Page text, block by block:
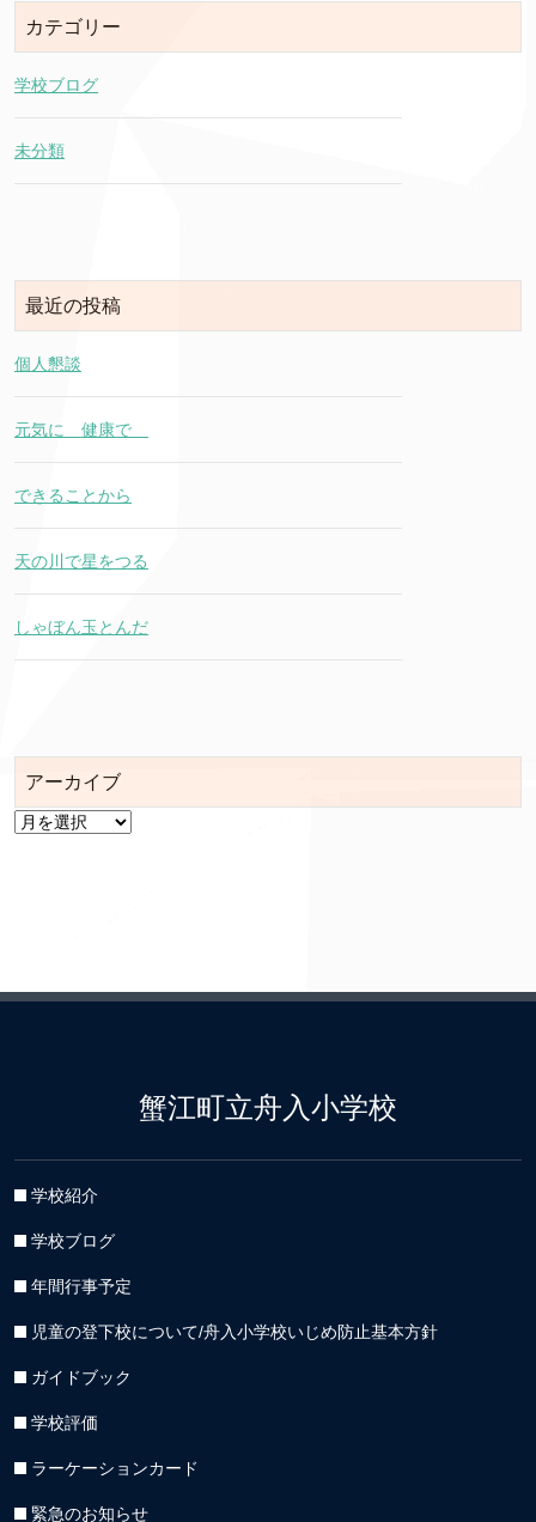
カテゴリー
学校ブログ
未分類
最近の投稿
個人懇談
元気に 健康で
できることから
天の川で星をつる
しゃぼん玉とんだ
アーカイブ
ア
蟹江町立舟入小学校
学校紹介
学校ブログ
年間行事予定
児童の登下校について/舟入小学校いじめ防止基本方針
ガイドブック
学校評価
ラーケーションカード
緊急のお知らせ